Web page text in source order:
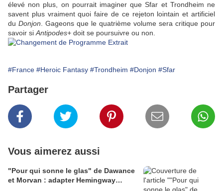
élevé non plus, on pourrait imaginer queSfar et Trondheim ne
savent plus vraiment quoi faire de ce rejeton lointain et artificiel
du Donjon . Gageons que le quatrième volume sera critique pour
savoir si Antipodes+ doit se poursuivre ou non.
#France #Heroic Fantasy #Trondheim #Donjon #Sfar
Partager
Vous aimerez aussi
"Pour qui sonne le glas" de Dawance
et Morvan : adapter Hemingway…